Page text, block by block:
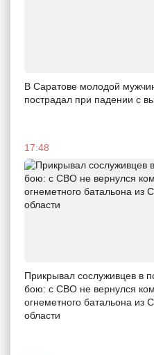
В Саратове молодой
пострадал при падении с
17:48
Прикрывал сослуживцев в
бою: с СВО не вернулся
огнеметного батальона из
области